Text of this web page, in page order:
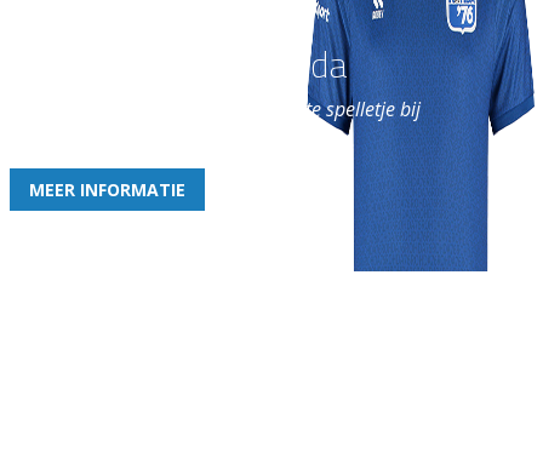
Word nu lid van Rohda
en geniet iedere week van het leukste spelletje bij
MEER INFORMATIE